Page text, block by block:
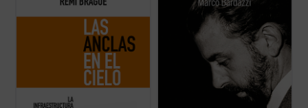
combinación característica de erudición e
decadencia ni el lamento nostálgico
respecto del mundo del pensamiento de
una época ya pasada, sino un resumen
(ver ficha)
abarrotaron la basílica de San Petronio en
Bolonia para dar su último adiós a Enzo
Piccinini, cirujano del hospital de
Sant'Orsola. ¿Quién era este joven médico
que había sido capaz de dejar una huella